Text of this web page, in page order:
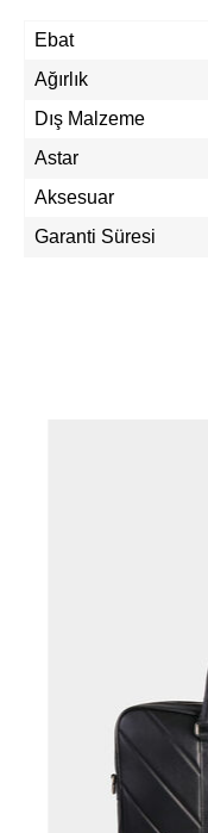
Ebat
Ağırlık
Dış Malzeme
Astar
Aksesuar
Garanti Süresi